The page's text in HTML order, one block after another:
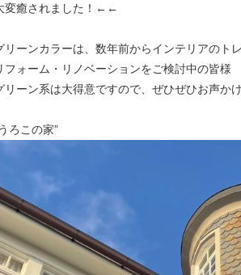
変癒されました！←←
リーンカラーは、数年前からインテリアのト
フォーム・リノベーションをご検討中の皆様
リーン系は大得意ですので、ぜひぜひお声か
ろこの家”